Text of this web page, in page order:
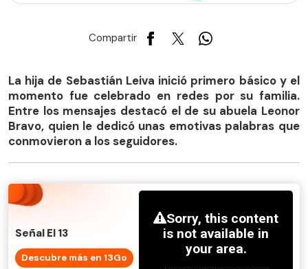
Compartir
La hija de Sebastián Leiva inició primero básico y el
momento fue celebrado en redes por su familia.
Entre los mensajes destacó el de su abuela Leonor
Bravo, quien le dedicó unas emotivas palabras que
conmovieron a los seguidores.
Señal El 13
Descubre más en 13Go